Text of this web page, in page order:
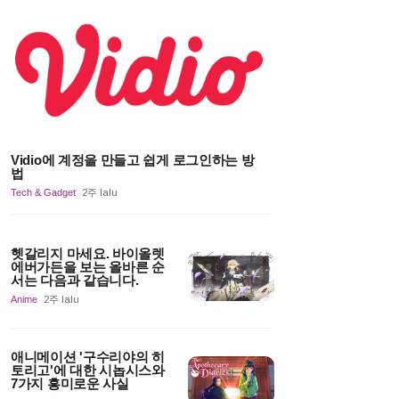
Vidio에 계정을 만들고 쉽게 로그인하는 방
법
Tech & Gadget 2주 lalu
헷갈리지 마세요. 바이올렛
에버가든을 보는 올바른 순
서는 다음과 같습니다.
Anime 2주 lalu
애니메이션 '구수리야의 히
토리고'에 대한 시놉시스와
7가지 흥미로운 사실